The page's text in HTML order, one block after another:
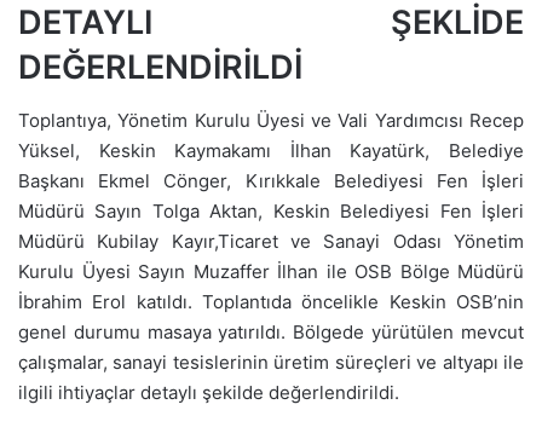
DETAYLI ŞEKLİDE
DEĞERLENDİRİLDİ
Toplantıya, Yönetim Kurulu Üyesi ve Vali Yardımcısı Recep
Yüksel, Keskin Kaymakamı İlhan Kayatürk, Belediye
Başkanı Ekmel Cönger, Kırıkkale Belediyesi Fen İşleri
Müdürü Sayın Tolga Aktan, Keskin Belediyesi Fen İşleri
Müdürü Kubilay Kayır,Ticaret ve Sanayi Odası Yönetim
Kurulu Üyesi Sayın Muzaffer İlhan ile OSB Bölge Müdürü
İbrahim Erol katıldı. Toplantıda öncelikle Keskin OSB’nin
genel durumu masaya yatırıldı. Bölgede yürütülen mevcut
çalışmalar, sanayi tesislerinin üretim süreçleri ve altyapı ile
ilgili ihtiyaçlar detaylı şekilde değerlendirildi.